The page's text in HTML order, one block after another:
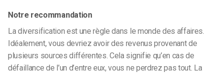
Notre recommandation
La diversification est une règle dans le monde des affaires.
Idéalement, vous devriez avoir des revenus provenant de
plusieurs sources différentes. Cela signifie qu’en cas de
défaillance de l’un d’entre eux, vous ne perdrez pas tout. La